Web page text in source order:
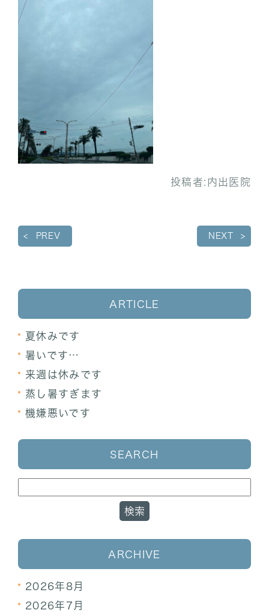
投稿者: 内出医院
PREV NEXT
ARTICLE
夏休みです
暑いです…
来週は休みです
蒸し暑すぎます
機嫌悪いです
SEARCH
ARCHIVE
2026年8月
2026年7月